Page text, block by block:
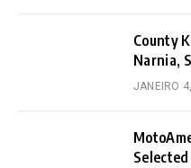
County
Narnia,
JANEIRO